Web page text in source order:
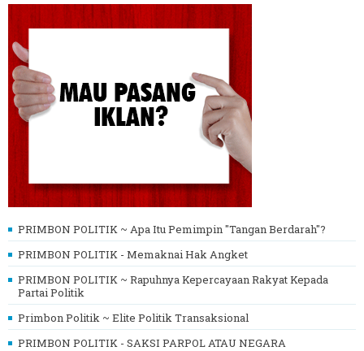
PRIMBON POLITIK ~ Apa Itu Pemimpin "Tangan Berdarah"?
PRIMBON POLITIK - Memaknai Hak Angket
PRIMBON POLITIK ~ Rapuhnya Kepercayaan Rakyat Kepada
Partai Politik
Primbon Politik ~ Elite Politik Transaksional
PRIMBON POLITIK - SAKSI PARPOL ATAU NEGARA